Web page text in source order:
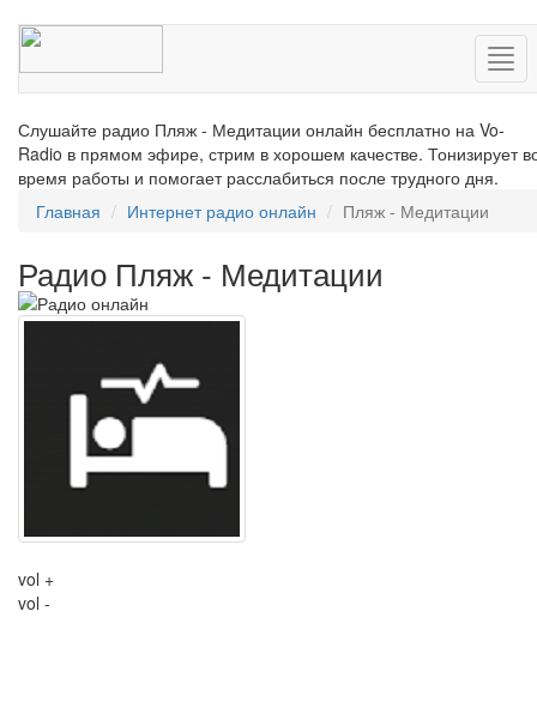
Слушайте радио Пляж - Медитации онлайн бесплатно на Vo-
Radio в прямом эфире, стрим в хорошем качестве. Тонизирует
время работы и помогает расслабиться после трудного дня.
Главная
Интернет радио онлайн Пляж - Медитации
Радио Пляж - Медитации
vol +
vol -